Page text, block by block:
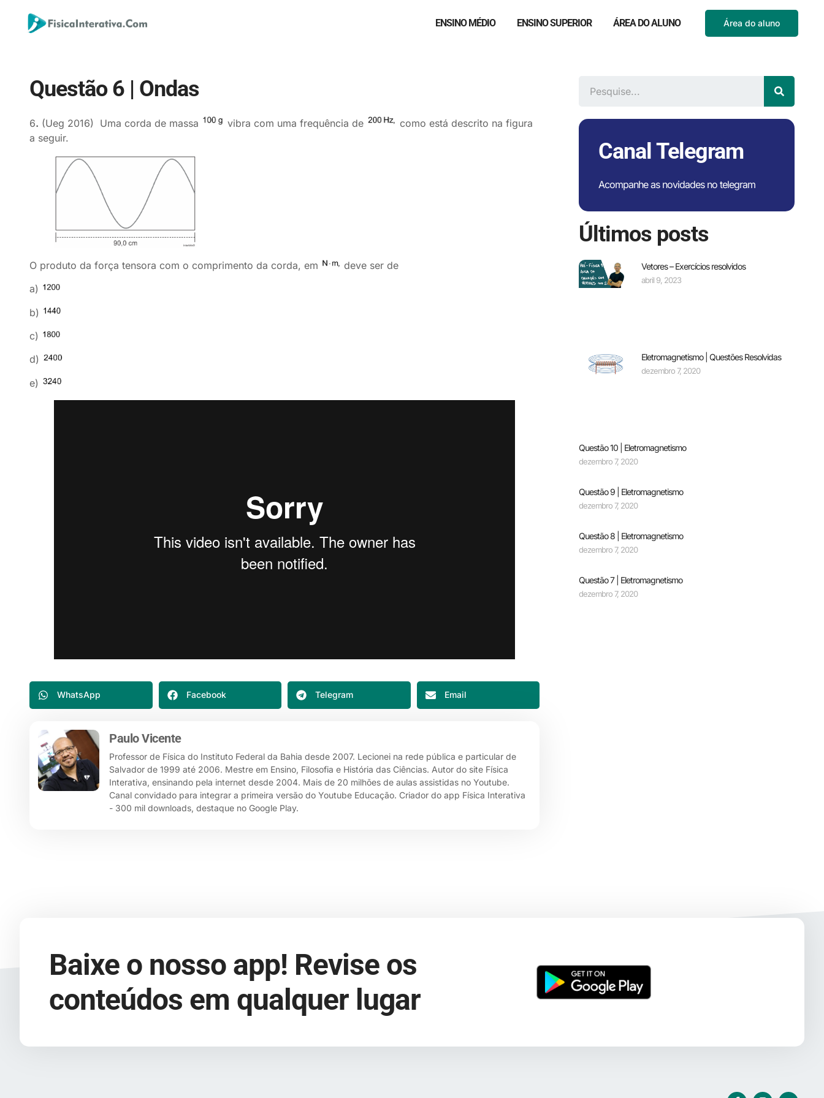
ENSINO MÉDIO ENSINO SUPERIOR ÁREA DO ALUNO Área do aluno
Questão 6 | Ondas
6. (Ueg 2016) Uma corda de massa vibra com uma frequência de
como está descrito na figura
a seguir.
O produto da força tensora com o comprimento da corda, em
deve ser de
a)
b)
c)
d)
e)
WhatsApp Facebook Telegram Email
Paulo Vicente
Professor de Física do Instituto Federal da Bahia desde 2007. Lecionei na rede pública e particular de
Salvador de 1999 até 2006. Mestre em Ensino, Filosofia e História das Ciências. Autor do site Física
Interativa, ensinando pela internet desde 2004. Mais de 20 milhões de aulas assistidas no Youtube.
Canal convidado para integrar a primeira versão do Youtube Educação. Criador do app Física Interativa
- 300 mil downloads, destaque no Google Play.
Canal Telegram
Acompanhe as novidades no telegram
Últimos posts
Vetores – Exercícios resolvidos
abril 9, 2023
Eletromagnetismo | Questões Resolvidas
dezembro 7, 2020
Questão 10 | Eletromagnetismo
dezembro 7, 2020
Questão 9 | Eletromagnetismo
dezembro 7, 2020
Questão 8 | Eletromagnetismo
dezembro 7, 2020
Questão 7 | Eletromagnetismo
dezembro 7, 2020
Baixe o nosso app! Revise os
conteúdos em qualquer lugar